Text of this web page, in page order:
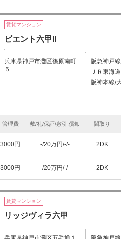
賃貸マンション
ビエント六甲II
兵庫県神戸市灘区篠原南町
５
阪急神戸
ＪＲ東海
阪神本線/
管理費 敷/礼/保証/敷引,償却 間取り
3000円 -/20万円/-/- 2DK
3000円 -/20万円/-/- 2DK
賃貸マンション
リッジヴィラ六甲